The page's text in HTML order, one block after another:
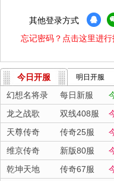
其他登录方式
忘记密码？点击这里进行
今日开服 明日开服
幻想名将录 每日新服
龙之战歌
双线408服
天尊传奇
传奇25服
维京传奇
新版80服
乾坤天地
传奇67服